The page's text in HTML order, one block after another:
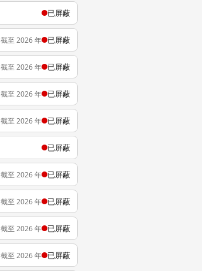
已屏蔽
截至 2026 年 已屏蔽
截至 2026 年 已屏蔽
截至 2026 年 已屏蔽
截至 2026 年 已屏蔽
已屏蔽
截至 2026 年 已屏蔽
截至 2026 年 已屏蔽
截至 2026 年 已屏蔽
截至 2026 年 已屏蔽